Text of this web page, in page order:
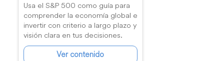
Usa el S&P 500 como guía para
comprender la economía global e
invertir con criterio a largo plazo y
visión clara en tus decisiones.
Ver contenido